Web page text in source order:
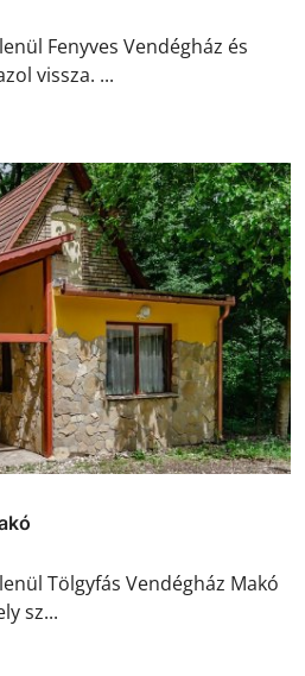
Fenyves Vendégház és
vissza. ...
Tölgyfás Vendégház Makó
sz...